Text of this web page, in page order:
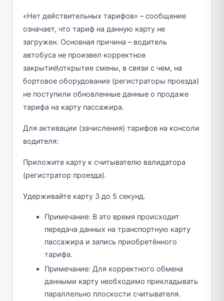
«Нет действительных тарифов» – сообщение
означает, что тариф на данную карту не
загружен. Основная причина – водитель
автобуса не произвел корректное
закрытие\открытие смены, в связи с чем, на
бортовое оборудование (регистраторы проезда)
не поступили обновленные данные о продаже
тарифа на карту пассажира.
Для активации (зачисления) тарифов на консоли
водителя:
Приложите карту к считывателю валидатора
(регистратор проезда).
Удерживайте карту 3 до 5 секунд.
Примечание: В это время происходит
передача данных на транспортную карту
пассажира и запись приобретённого
тарифа.
Примечание: Для корректного обмена
данными карту необходимо прикладывать
параллельно плоскости считывателя.